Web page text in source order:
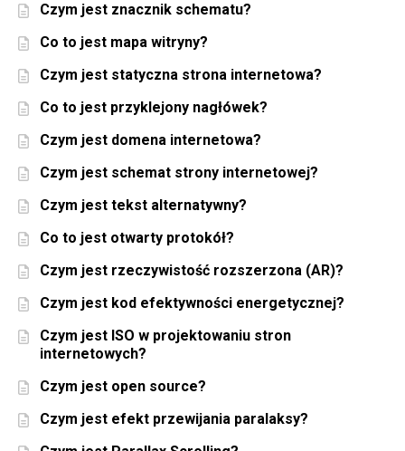
Czym jest znacznik schematu?
Co to jest mapa witryny?
Czym jest statyczna strona internetowa?
Co to jest przyklejony nagłówek?
Czym jest domena internetowa?
Czym jest schemat strony internetowej?
Czym jest tekst alternatywny?
Co to jest otwarty protokół?
Czym jest rzeczywistość rozszerzona (AR)?
Czym jest kod efektywności energetycznej?
Czym jest ISO w projektowaniu stron
internetowych?
Czym jest open source?
Czym jest efekt przewijania paralaksy?